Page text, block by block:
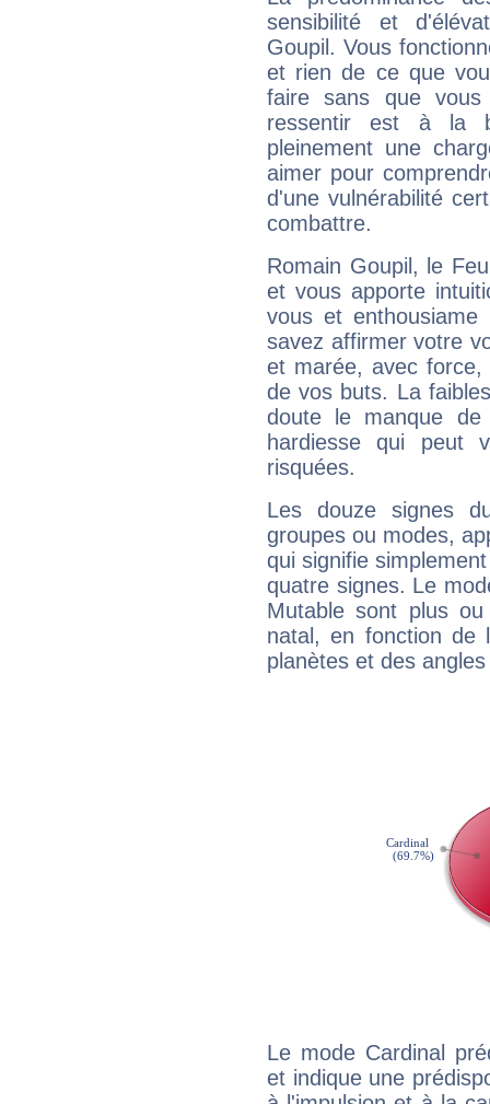
sensibilité et
Goupil. Vous
et rien de ce que
faire sans que
ressentir est à la
pleinement une
aimer pour
d'une vulnérabilité
combattre.
Romain Goupil, le
et vous apporte
vous et
savez affirmer votre
et marée, avec
de vos buts. La
doute le manque
hardiesse qui peut
risquées.
Les douze signes
groupes ou modes,
qui signifie
quatre signes. Le
Mutable sont plus
natal, en fonction de
planètes et des
Le mode Cardinal
et indique une